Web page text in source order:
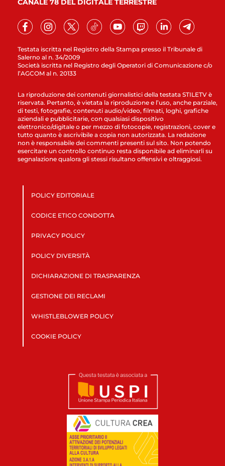
Testata iscritta nel Registro della Stampa presso il Tribunale di
Salerno al n. 34/2009
Società iscritta nel Registro degli Operatori di Comunicazione c/o
l’AGCOM al n. 20133
CANALE 78 DEL DIGITALE TERRESTRE
La riproduzione dei contenuti giornalistici della testata STILETV è
riservata. Pertanto, è vietata la riproduzione e l’uso, anche parziale,
di testi, fotografie, contenuti audio/video, filmati, loghi, grafiche
aziendali e pubblicitarie, con qualsiasi dispositivo
elettronico/digitale o per mezzo di fotocopie, registrazioni, cover e
tutto quanto è ascrivibile a copia non autorizzata. La redazione
non è responsabile dei commenti presenti sul sito. Non potendo
esercitare un controllo continuo resta disponibile ad eliminarli su
segnalazione qualora gli stessi risultano offensivi e oltraggiosi.
POLICY EDITORIALE
CODICE ETICO CONDOTTA
PRIVACY POLICY
POLICY DIVERSITÀ
DICHIARAZIONE DI TRASPARENZA
GESTIONE DEI RECLAMI
WHISTLEBLOWER POLICY
COOKIE POLICY